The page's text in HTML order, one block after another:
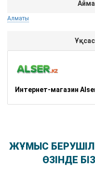
Алматы
Интернет-магазин
ЖҰМЫС
ӨЗІНДЕ